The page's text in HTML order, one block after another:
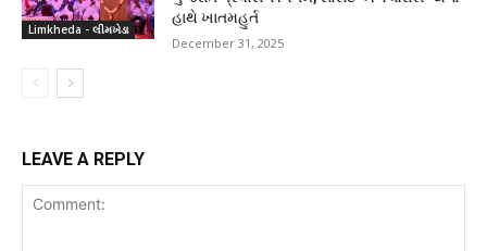
Limkheda - લીમખેડા
હાથે ખાતમહુર્ત
December 31, 2025
LEAVE A REPLY